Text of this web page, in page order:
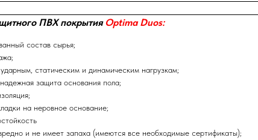
ПВХ покрытияOptima Duos:
состав сырья;
статическим и динамическим нагрузкам;
защита основания пола;
на неровное основание;
и не имеет запаха (имеются все необходимые сертификаты);